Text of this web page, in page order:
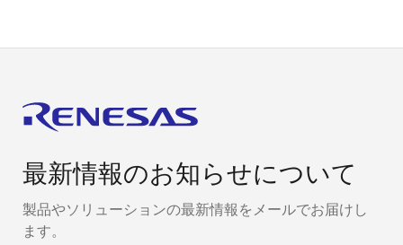
最新情報のお知らせについて
製品やソリューションの最新情報をメールでお届けし
ます。